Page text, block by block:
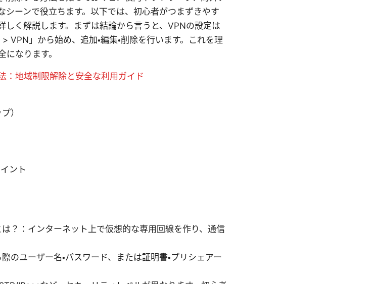
シーンで役立ちます。以下では、初心者がつまずきやす
しく解説します。まずは結論から言うと、VPNの設定は
VPN」から始め、追加・編集・削除を行います。これを理
なります。
：地域制限解除と安全な利用ガイド
）
ント
？：インターネット上で仮想的な専用回線を作り、通信
のユーザー名・パスワード、または証明書・プリシェアー